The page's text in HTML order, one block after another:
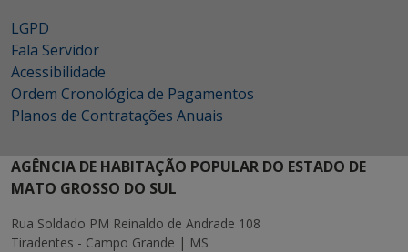
LGPD
Fala Servidor
Acessibilidade
Ordem Cronológica de Pagamentos
Planos de Contratações Anuais
AGÊNCIA DE HABITAÇÃO POPULAR DO ESTADO DE
MATO GROSSO DO SUL
Rua Soldado PM Reinaldo de Andrade 108
Tiradentes - Campo Grande | MS